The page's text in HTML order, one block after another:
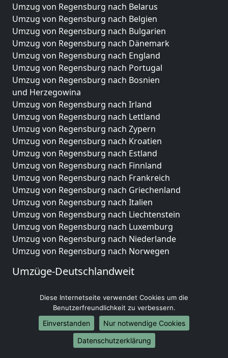
Umzug von Regensburg nach Belarus
Umzug von Regensburg nach Belgien
Umzug von Regensburg nach Bulgarien
Umzug von Regensburg nach Dänemark
Umzug von Regensburg nach England
Umzug von Regensburg nach Portugal
Umzug von Regensburg nach Bosnien
und Herzegowina
Umzug von Regensburg nach Irland
Umzug von Regensburg nach Lettland
Umzug von Regensburg nach Zypern
Umzug von Regensburg nach Kroatien
Umzug von Regensburg nach Estland
Umzug von Regensburg nach Finnland
Umzug von Regensburg nach Frankreich
Umzug von Regensburg nach Griechenland
Umzug von Regensburg nach Italien
Umzug von Regensburg nach Liechtenstein
Umzug von Regensburg nach Luxemburg
Umzug von Regensburg nach Niederlande
Umzug von Regensburg nach Norwegen
Umzüge-Deutschlandweit
Umzug von Regensburg nach Hamburg
Umzug von Regensburg nach München
Umzug von Regensburg nach Köln
Umzug von Regensburg nach Frankfurt am Main
Umzug von Regensburg nach Stuttgart
Diese Internetseite verwendet Cookies um die
Benutzerfreundlichkeit zu verbessern.
Einverstanden
Nur notwendige Cookies
Datenschutzerklärung